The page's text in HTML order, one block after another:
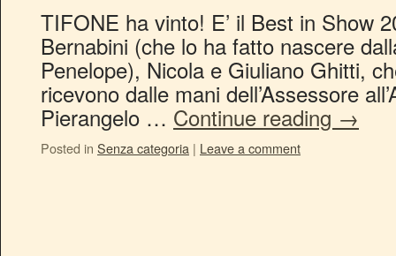
TIFONE ha vinto! E’ il Best in Show
Bernabini (che lo ha fatto nascere
Penelope), Nicola e Giuliano Ghitti,
ricevono dalle mani dell’Assessore
Pierangelo … Continue reading →
Posted in Senza categoria | Leave a comment